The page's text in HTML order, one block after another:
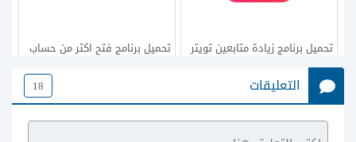
تحميل برنامج زيادة متابعين تويتر
لادارة حسابك
تحميل برنامج فتح اكثر من حساب
التعليقات 18